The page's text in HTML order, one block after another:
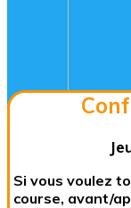
Si vous voulez
course, avant/